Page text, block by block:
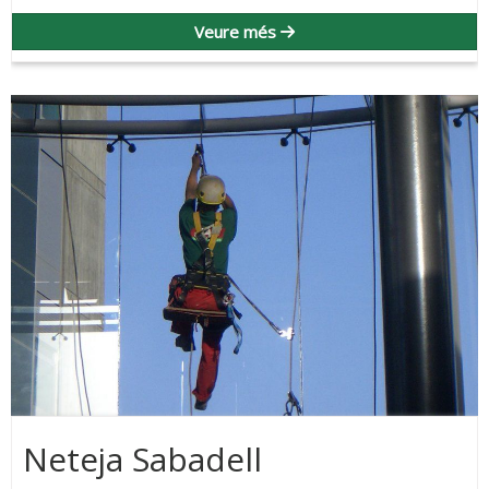
Veure més
Neteja Sabadell